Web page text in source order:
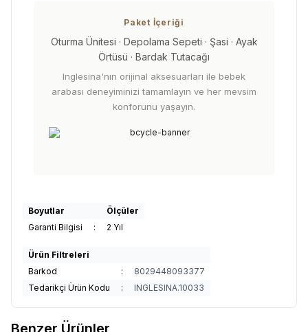
Paket İçeriği
Oturma Ünitesi · Depolama Sepeti · Şasi · Ayak
Örtüsü · Bardak Tutacağı
Inglesina'nın orijinal aksesuarları ile bebek
arabası deneyiminizi tamamlayın ve her mevsim
konforunu yaşayın.
Boyutlar
Ölçüler
Garanti Bilgisi
: 2 Yıl
Ürün Filtreleri
Barkod
:
8029448093377
Tedarikçi Ürün Kodu
: INGLESINA.10033